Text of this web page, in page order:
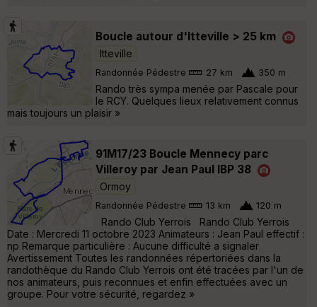
Boucle autour d'Itteville > 25 km
Itteville
Randonnée Pédestre 27 km 350 m
Rando très sympa menée par Pascale pour
le RCY. Quelques lieux relativement connus
mais toujours un plaisir »
91M17/23 Boucle Mennecy parc
Villeroy par Jean Paul IBP 38
Ormoy
Randonnée Pédestre 13 km 120 m
Rando Club Yerrois Rando Club Yerrois
Date : Mercredi 11 octobre 2023 Animateurs : Jean Paul effectif :
np Remarque particulière : Aucune difficulté a signaler
Avertissement Toutes les randonnées répertoriées dans la
randothèque du Rando Club Yerrois ont été tracées par l'un de
nos animateurs, puis reconnues et enfin effectuées avec un
groupe. Pour votre sécurité, regardez »